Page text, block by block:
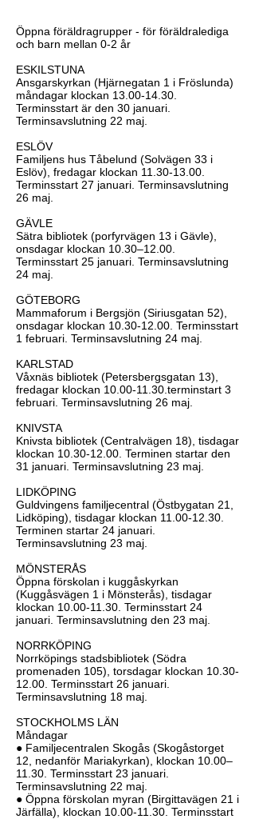
Öppna föräldragrupper - för föräldralediga
och barn mellan 0-2 år
ESKILSTUNA
Ansgarskyrkan (Hjärnegatan 1 i Fröslunda)
måndagar klockan 13.00-14.30
Terminsstart är den 30 januari.
Terminsavslutning 22 maj.
ESLÖV
Familjens hus Tåbelund (Solvägen 33 i
Eslöv), fredagar klockan 11.30-13.00
Terminsstart 27 januari. Terminsavslutning
26 maj.
GÄVLE
Sätra bibliotek (porfyrvägen 13 i Gävle),
onsdagar klockan 10.30–12.00.
Terminsstart 25 januari. Terminsavslutning
24 maj.
GÖTEBORG
Mammaforum i Bergsjön (Siriusgatan 52),
onsdagar klockan 10.30-12.00 . Terminsstart
1 februari. Terminsavslutning 24 maj.
KARLSTAD
Våxnäs bibliotek (Petersbergsgatan 13),
fredagar klockan 10.00-11.30 .terminstart 3
februari. Terminsavslutning 26 maj.
KNIVSTA
Knivsta bibliotek (Centralvägen 18), tisdagar
klockan 10.30-12.00 . Terminen startar den
31 januari. Terminsavslutning 23 maj.
LIDKÖPING
Guldvingens familjecentral (Östbygatan 21,
Lidköping), tisdagar klockan 11.00-12.30
Terminen startar 24 januari.
Terminsavslutning 23 maj.
MÖNSTERÅS
Öppna förskolan i kuggåskyrkan
(Kuggåsvägen 1 i Mönsterås), tisdagar
klockan 10.00-11.30 . Terminsstart 24
januari. Terminsavslutning den 23 maj.
NORRKÖPING
Norrköpings stadsbibliotek (Södra
promenaden 105), torsdagar klockan 10.30-
12.00 . Terminsstart 26 januari.
Terminsavslutning 18 maj.
STOCKHOLMS LÄN
Måndagar
● Familjecentralen Skogås (Skogåstorget
12, nedanför Mariakyrkan), klockan 10.00–
11.30. Terminsstart 23 januari.
Terminsavslutning 22 maj.
● Öppna förskolan myran (Birgittavägen 21 i
Järfälla), klockan 10.00-11.30 . Terminsstart